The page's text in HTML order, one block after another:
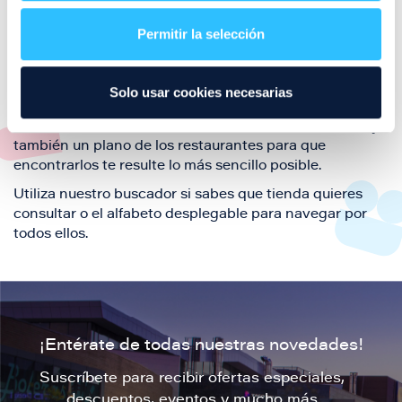
Permitir la selección
Solo usar cookies necesarias
también de nuestra oferta de ocio y shopping durante
tu visita.
El este directorio de restaurantes de Puerto Venecia
también un plano de los restaurantes para que
encontrarlos te resulte lo más sencillo posible.
Utiliza nuestro buscador si sabes que tienda quieres
consultar o el alfabeto desplegable para navegar por
todos ellos.
¡Entérate de todas nuestras novedades!
Suscríbete para recibir ofertas especiales,